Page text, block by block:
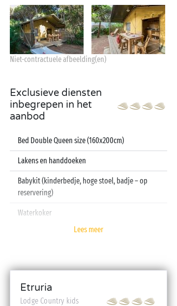
Niet-contractuele afbeelding(en)
Exclusieve diensten
inbegrepen in het
aanbod
Bed Double Queen size (160x200cm)
Lakens en handdoeken
Babykit (kinderbedje, hoge stoel, badje – op
reservering)
Waterkoker
Lees meer
Etruria
Lodge Country kids